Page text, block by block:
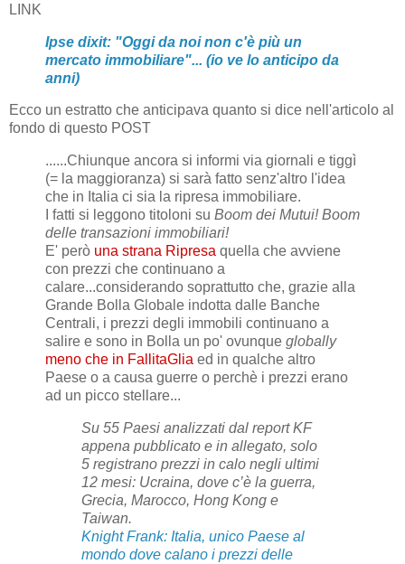
LINK
Ipse dixit: "Oggi da noi non c'è più un
mercato immobiliare"... (io ve lo anticipo da
anni)
Ecco un estratto che anticipava quanto si dice nell'articolo al
fondo di questo POST
......Chiunque ancora si informi via giornali e tiggì
(= la maggioranza) si sarà fatto senz'altro l'idea
che in Italia ci sia la ripresa immobiliare.
I fatti si leggono titoloni su Boom dei Mutui!Boom
delle transazioni immobiliari!
E' però una strana Ripresa quella che avviene
con prezzi che continuano a
calare...considerando soprattutto che, grazie alla
Grande Bolla Globale indotta dalle Banche
Centrali, i prezzi degli immobili continuano a
salire e sono in Bolla un po' ovunque globally
meno che in FallitaGlia ed in qualche altro
Paese o a causa guerre o perchè i prezzi erano
ad un picco stellare...
Su 55 Paesi analizzati dal report KF
appena pubblicato e in allegato, solo
5 registrano prezzi in calo negli ultimi
12 mesi: Ucraina, dove c’è la guerra,
Grecia, Marocco, Hong Kong e
Taiwan.
Knight Frank: Italia, unico Paese al
mondo dove calano i prezzi delle